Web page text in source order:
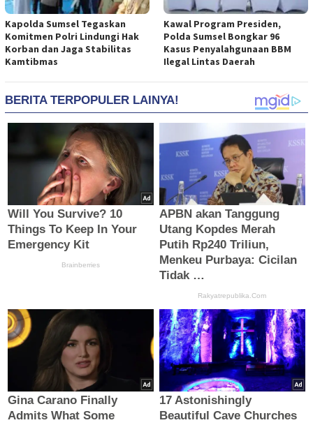
Kapolda Sumsel Tegaskan
Komitmen Polri Lindungi Hak
Korban dan Jaga Stabilitas
Kamtibmas
Kawal Program Presiden,
Polda Sumsel Bongkar 96
Kasus Penyalahgunaan BBM
Ilegal Lintas Daerah